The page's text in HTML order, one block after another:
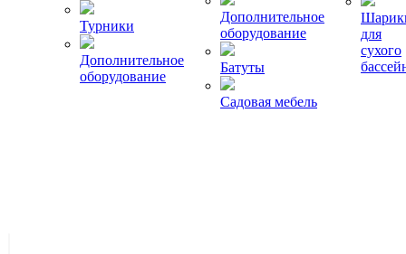
Турники
Дополнительное
оборудование
Дополнительное
оборудование
Батуты
Садовая мебель
для
сухого